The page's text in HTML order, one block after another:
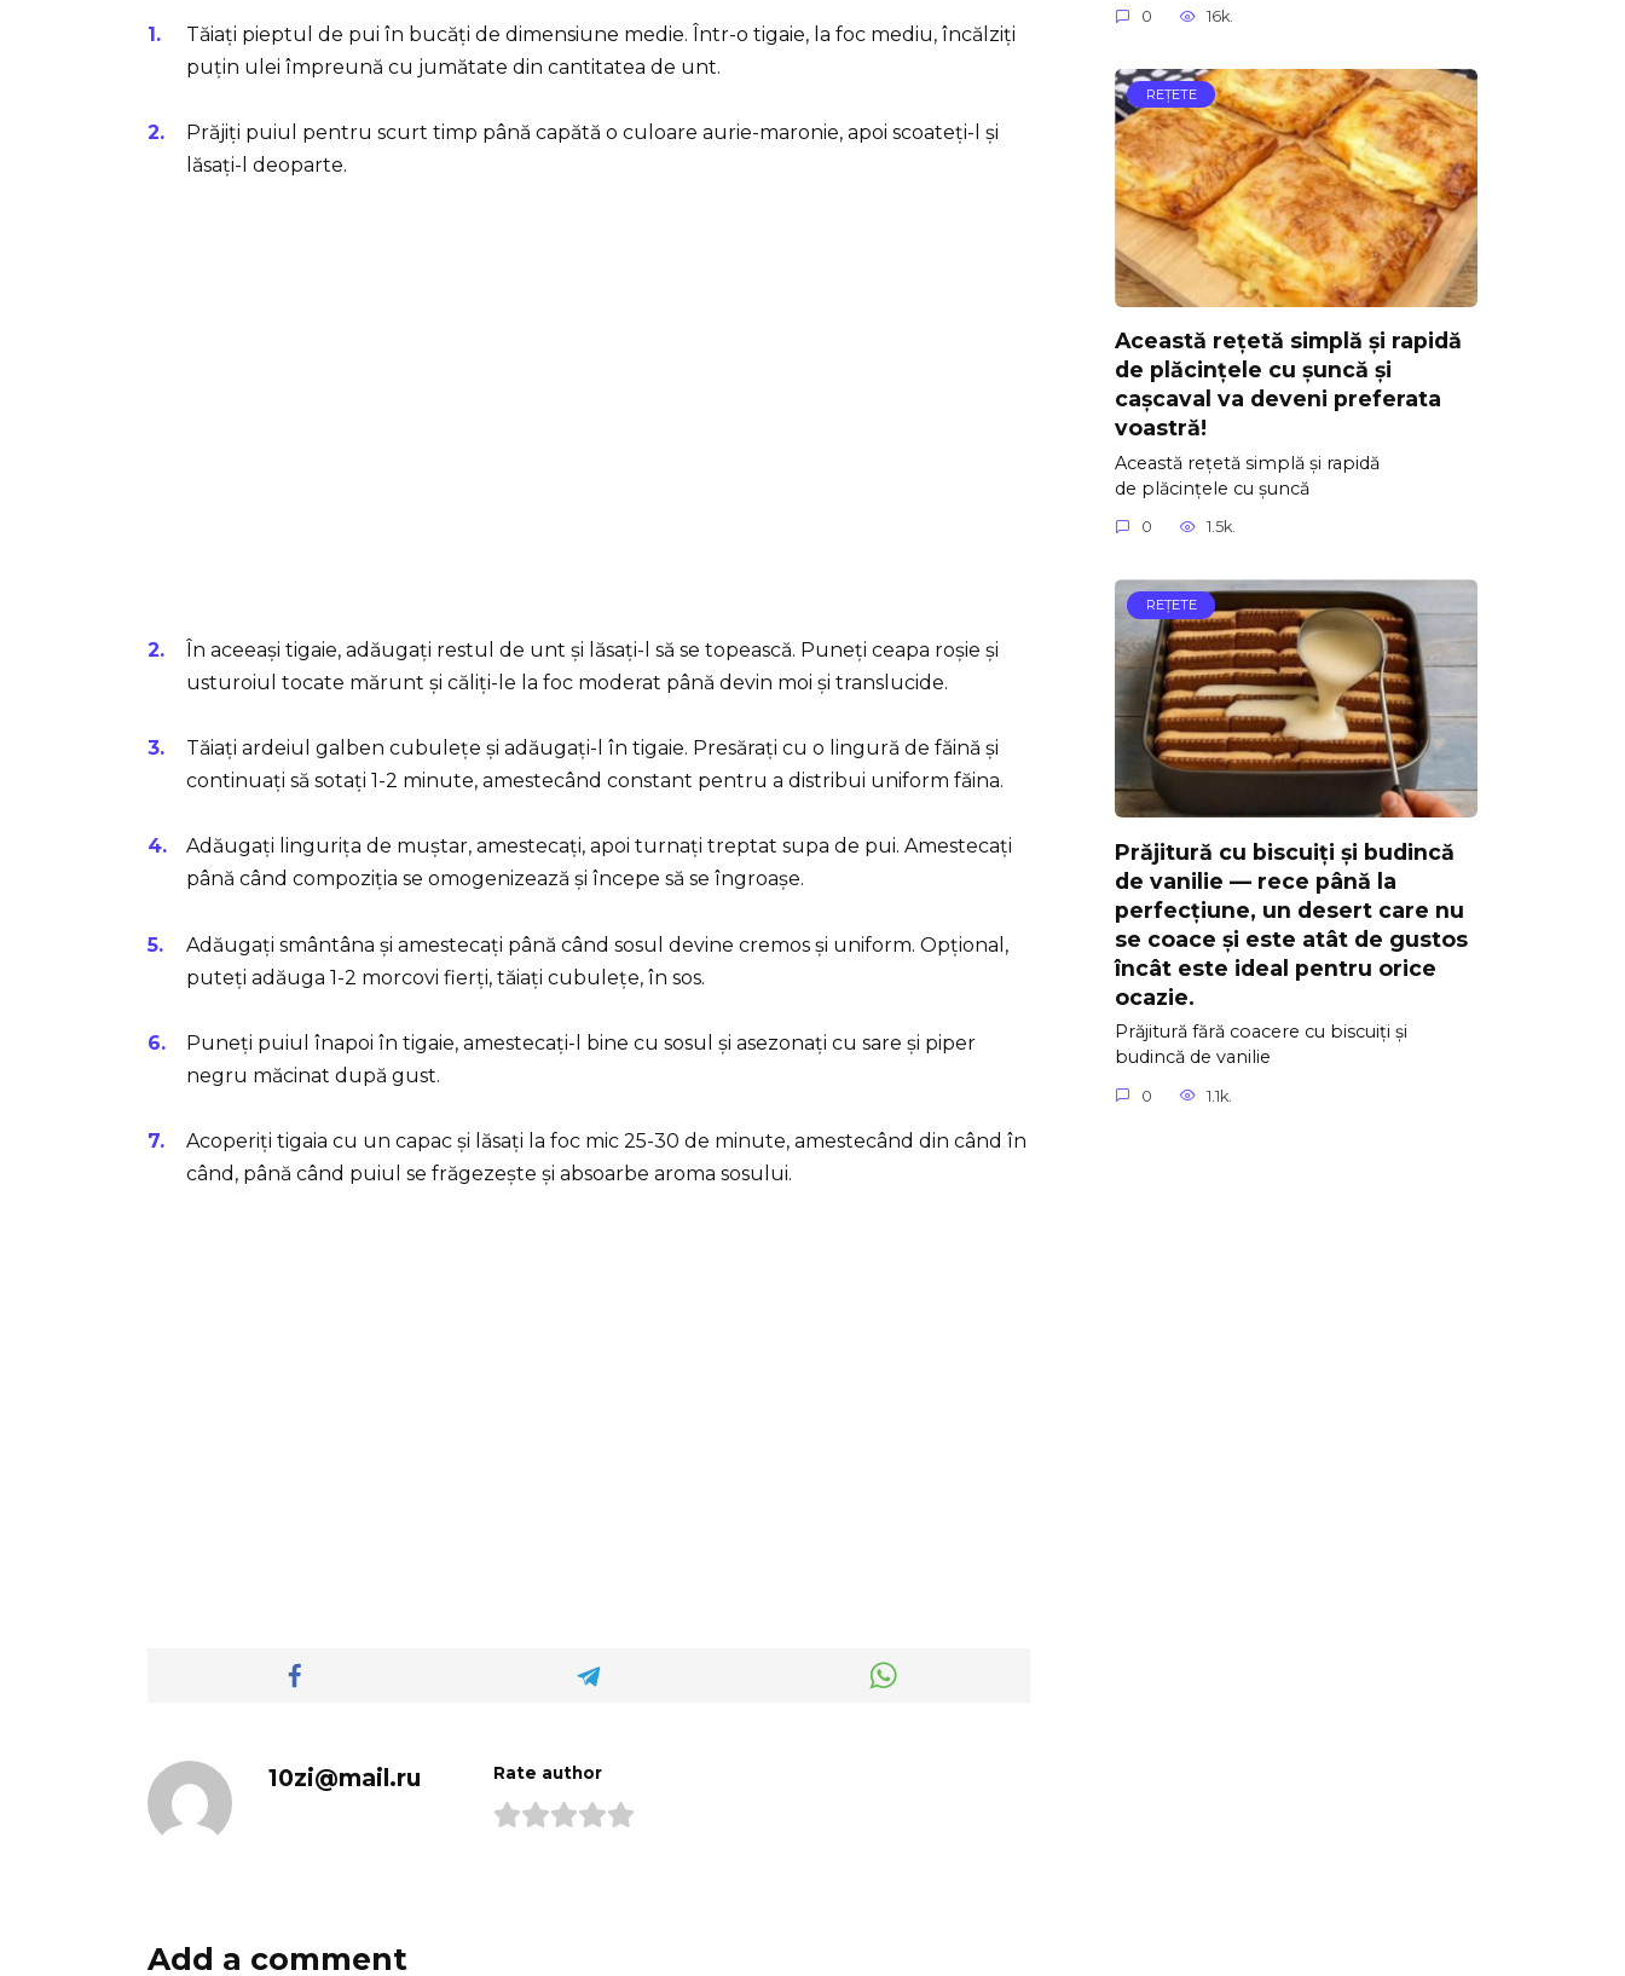
Tăiați pieptul de pui în bucăți de dimensiune medie. Într-o tigaie, la foc mediu, încălziți
puțin ulei împreună cu jumătate din cantitatea de unt.
Prăjiți puiul pentru scurt timp până capătă o culoare aurie-maronie, apoi scoateți-l și
lăsați-l deoparte.
În aceeași tigaie, adăugați restul de unt și lăsați-l să se topească. Puneți ceapa roșie și
usturoiul tocate mărunt și căliți-le la foc moderat până devin moi și translucide.
Tăiați ardeiul galben cubulețe și adăugați-l în tigaie. Presărați cu o lingură de făină și
continuați să sotați 1-2 minute, amestecând constant pentru a distribui uniform făina.
Adăugați lingurița de muștar, amestecați, apoi turnați treptat supa de pui. Amestecați
până când compoziția se omogenizează și începe să se îngroașe.
Adăugați smântâna și amestecați până când sosul devine cremos și uniform. Opțional,
puteți adăuga 1-2 morcovi fierți, tăiați cubulețe, în sos.
Puneți puiul înapoi în tigaie, amestecați-l bine cu sosul și asezonați cu sare și piper
negru măcinat după gust.
Acoperiți tigaia cu un capac și lăsați la foc mic 25-30 de minute, amestecând din când în
când, până când puiul se frăgezește și absoarbe aroma sosului.
10zi@mail.ru Rate author
Add a comment
0 16k.
REŢETE
Această rețetă simplă și rapidă
de plăcințele cu șuncă și
cașcaval va deveni preferata
voastră!
Această rețetă simplă și rapidă
de plăcințele cu șuncă
0 1.5k.
REŢETE
Prăjitură cu biscuiți și budincă
de vanilie — rece până la
perfecțiune, un desert care nu
se coace și este atât de gustos
încât este ideal pentru orice
ocazie.
Prăjitură fără coacere cu biscuiți și
budincă de vanilie
0 1.1k.